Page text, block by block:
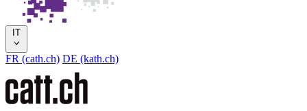
IT
FR (cath.ch) DE (kath.ch)